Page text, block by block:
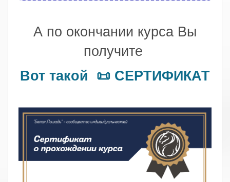
А по окончании курса Вы
получите
Вот такой 📜 СЕРТИФИКАТ